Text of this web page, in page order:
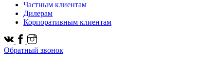
Частным клиентам
Дилерам
Корпоративным клиентам
Обратный звонок